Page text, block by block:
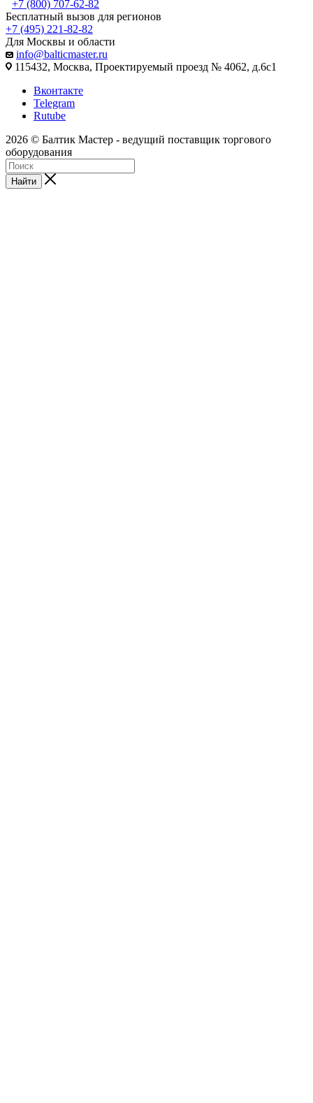
+7 (800) 707-62-82
Бесплатный вызов для регионов
+7 (495) 221-82-82
Для Москвы и области
info@balticmaster.ru
115432, Москва, Проектируемый проезд № 4062, д.6с1
Вконтакте
Telegram
Rutube
2026 © Балтик Мастер - ведущий поставщик торгового
оборудования
Найти